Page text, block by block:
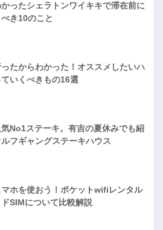
ったシェラトンワイキキで滞在前に
き10のこと
たからわかった！オススメしたいハ
いくべきもの16選
No1ステーキ。有吉の夏休みでも紹
フギャングステーキハウス
ホを使おう！ポケットwifiレンタル
SIMについて比較解説